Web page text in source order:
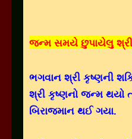
જન્મ સમયે છુપાયેલુ
ભગવાન શ્રી કૃષ્ણની
શ્રી કૃષ્ણનો જન્મ થયો
બિરાજમાન થઈ ગયા.